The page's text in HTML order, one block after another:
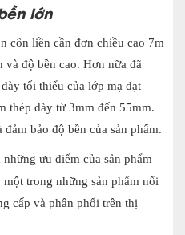
lớn
côn liền cần đơn chiều cao 7m
và độ bền cao. Hơn nữa đã
tối thiểu của lớp mạ đạt
thép dày từ 3mm đến 55mm.
bảo độ bền của sản phẩm.
ưu điểm của sản phẩm
một trong những sản phẩm nổi
cấp và phân phối trên thị